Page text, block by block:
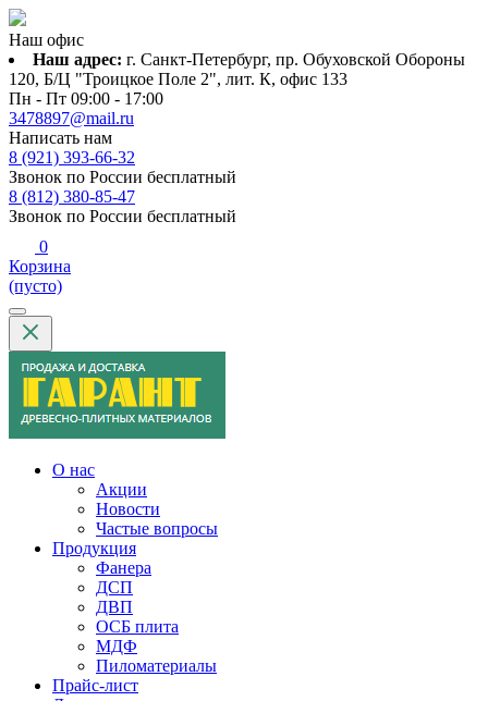
Наш офис
Наш адрес: г. Санкт-Петербург, пр. Обуховской Обороны
120, Б/Ц "Троицкое Поле 2", лит. К, офис 133
Пн - Пт 09:00 - 17:00
3478897@mail.ru
Написать нам
8 (921) 393-66-32
Звонок по России бесплатный
8 (812) 380-85-47
Звонок по России бесплатный
0
Корзина
(пусто)
О нас
Акции
Новости
Частые вопросы
Продукция
Фанера
ДСП
ДВП
ОСБ плита
МДФ
Пиломатериалы
Прайс-лист